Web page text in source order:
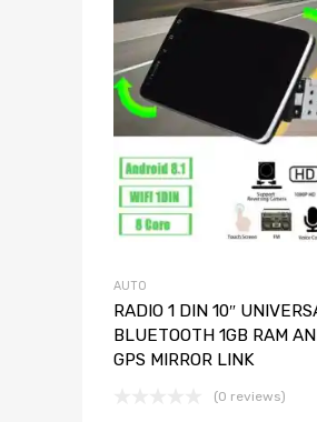
AUTO
RADIO 1 DIN 10″
BLUETOOTH 1GB RAM
GPS MIRROR LINK
(0 reviews)